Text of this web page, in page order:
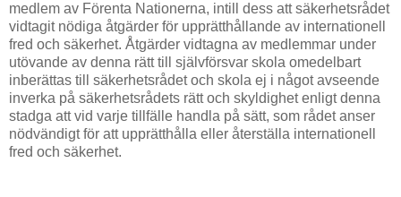
medlem av Förenta Nationerna, intill dess att säkerhetsrådet
vidtagit nödiga åtgärder för upprätthållande av internationell
fred och säkerhet. Åtgärder vidtagna av medlemmar under
utövande av denna rätt till självförsvar skola omedelbart
inberättas till säkerhetsrådet och skola ej i något avseende
inverka på säkerhetsrådets rätt och skyldighet enligt denna
stadga att vid varje tillfälle handla på sätt, som rådet anser
nödvändigt för att upprätthålla eller återställa internationell
fred och säkerhet.